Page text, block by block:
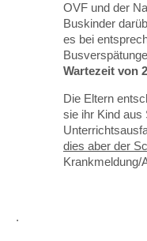
OVF und der
Buskinder
es bei
Wartezeit von
Die Eltern
sie ihr Kind aus
dies aber der
Krankmeldung/
.